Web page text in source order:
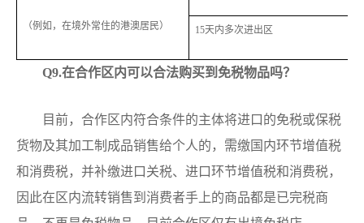
（例如，在境外常住的港澳居民） 15天内多次进出区
Q9.在合作区内可以合法购买到免税物品吗？
目前，合作区内符合条件的主体将进口的免税或保税
货物及其加工制成品销售给个人的，需缴国内环节增值税
和消费税，并补缴进口关税、进口环节增值税和消费税，
因此在区内流转销售到消费者手上的商品都是已完税商